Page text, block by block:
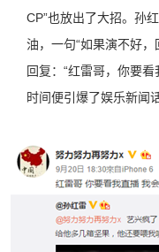
CP”也放出了大招。孙
油，一句“如果演不好
回复：“红雷哥，你要
时间便引爆了娱乐新闻